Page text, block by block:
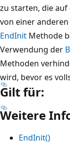
zu starten, die
von einer
EndInit Methode
Verwendung der
Methoden
wird, bevor es
Gilt für:
Weitere
EndInit()